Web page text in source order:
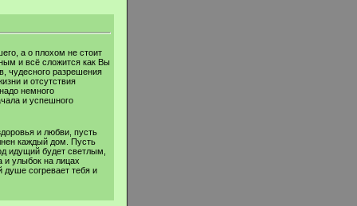
а о плохом не стоит
и всё сложится как Вы
чудесного разрешения
и отсутствия
немного
и успешного
и любви, пусть
каждый дом. Пусть
идущий будет светлым,
и улыбок на лицах
душе согревает тебя и